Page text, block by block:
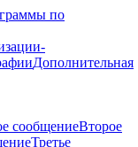
по
Дополнительная
сообщениеВторое
Третье